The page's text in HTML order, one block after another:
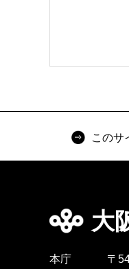
このサ
大
本庁 〒